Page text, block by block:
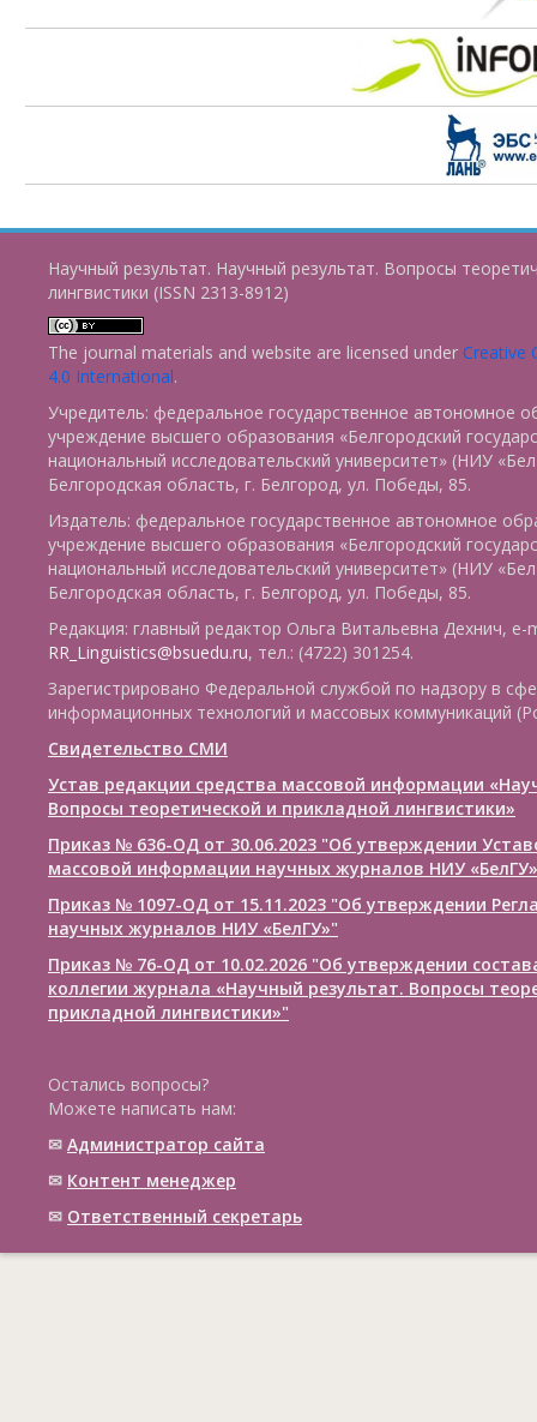
Научный результат. Научный результат. Вопросы
лингвистики (ISSN 2313-8912)
The journal materials and website are licensed under Creative
4.0 International.
Учредитель: федеральное государственное автономное
учреждение высшего образования «Белгородский
национальный исследовательский университет» (НИУ
Белгородская область, г. Белгород, ул. Победы, 85.
Издатель: федеральное государственное автономное
учреждение высшего образования «Белгородский
национальный исследовательский университет» (НИУ
Белгородская область, г. Белгород, ул. Победы, 85.
Редакция: главный редактор Ольга Витальевна Дехнич, e-
RR_Linguistics@bsuedu.ru, тел.: (4722) 301254.
Зарегистрировано Федеральной службой по надзору в
информационных технологий и массовых коммуникаций
Свидетельство СМИ
Устав редакции средства массовой информации
Вопросы теоретической и прикладной лингвистики»
Приказ № 636-ОД от 30.06.2023 "Об утверждении
массовой информации научных журналов НИУ «БелГУ»
Приказ № 1097-ОД от 15.11.2023 "Об утверждении
научных журналов НИУ «БелГУ»"
Приказ № 76-ОД от 10.02.2026 "Об утверждении
коллегии журнала «Научный результат. Вопросы
прикладной лингвистики»"
Остались вопросы?
Можете написать нам:
✉ Администратор сайта
✉ Контент менеджер
✉ Ответственный cекретарь